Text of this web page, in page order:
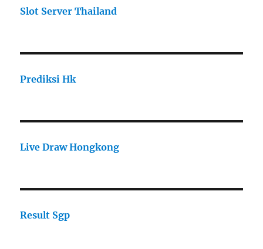
Slot Server Thailand
Prediksi Hk
Live Draw Hongkong
Result Sgp